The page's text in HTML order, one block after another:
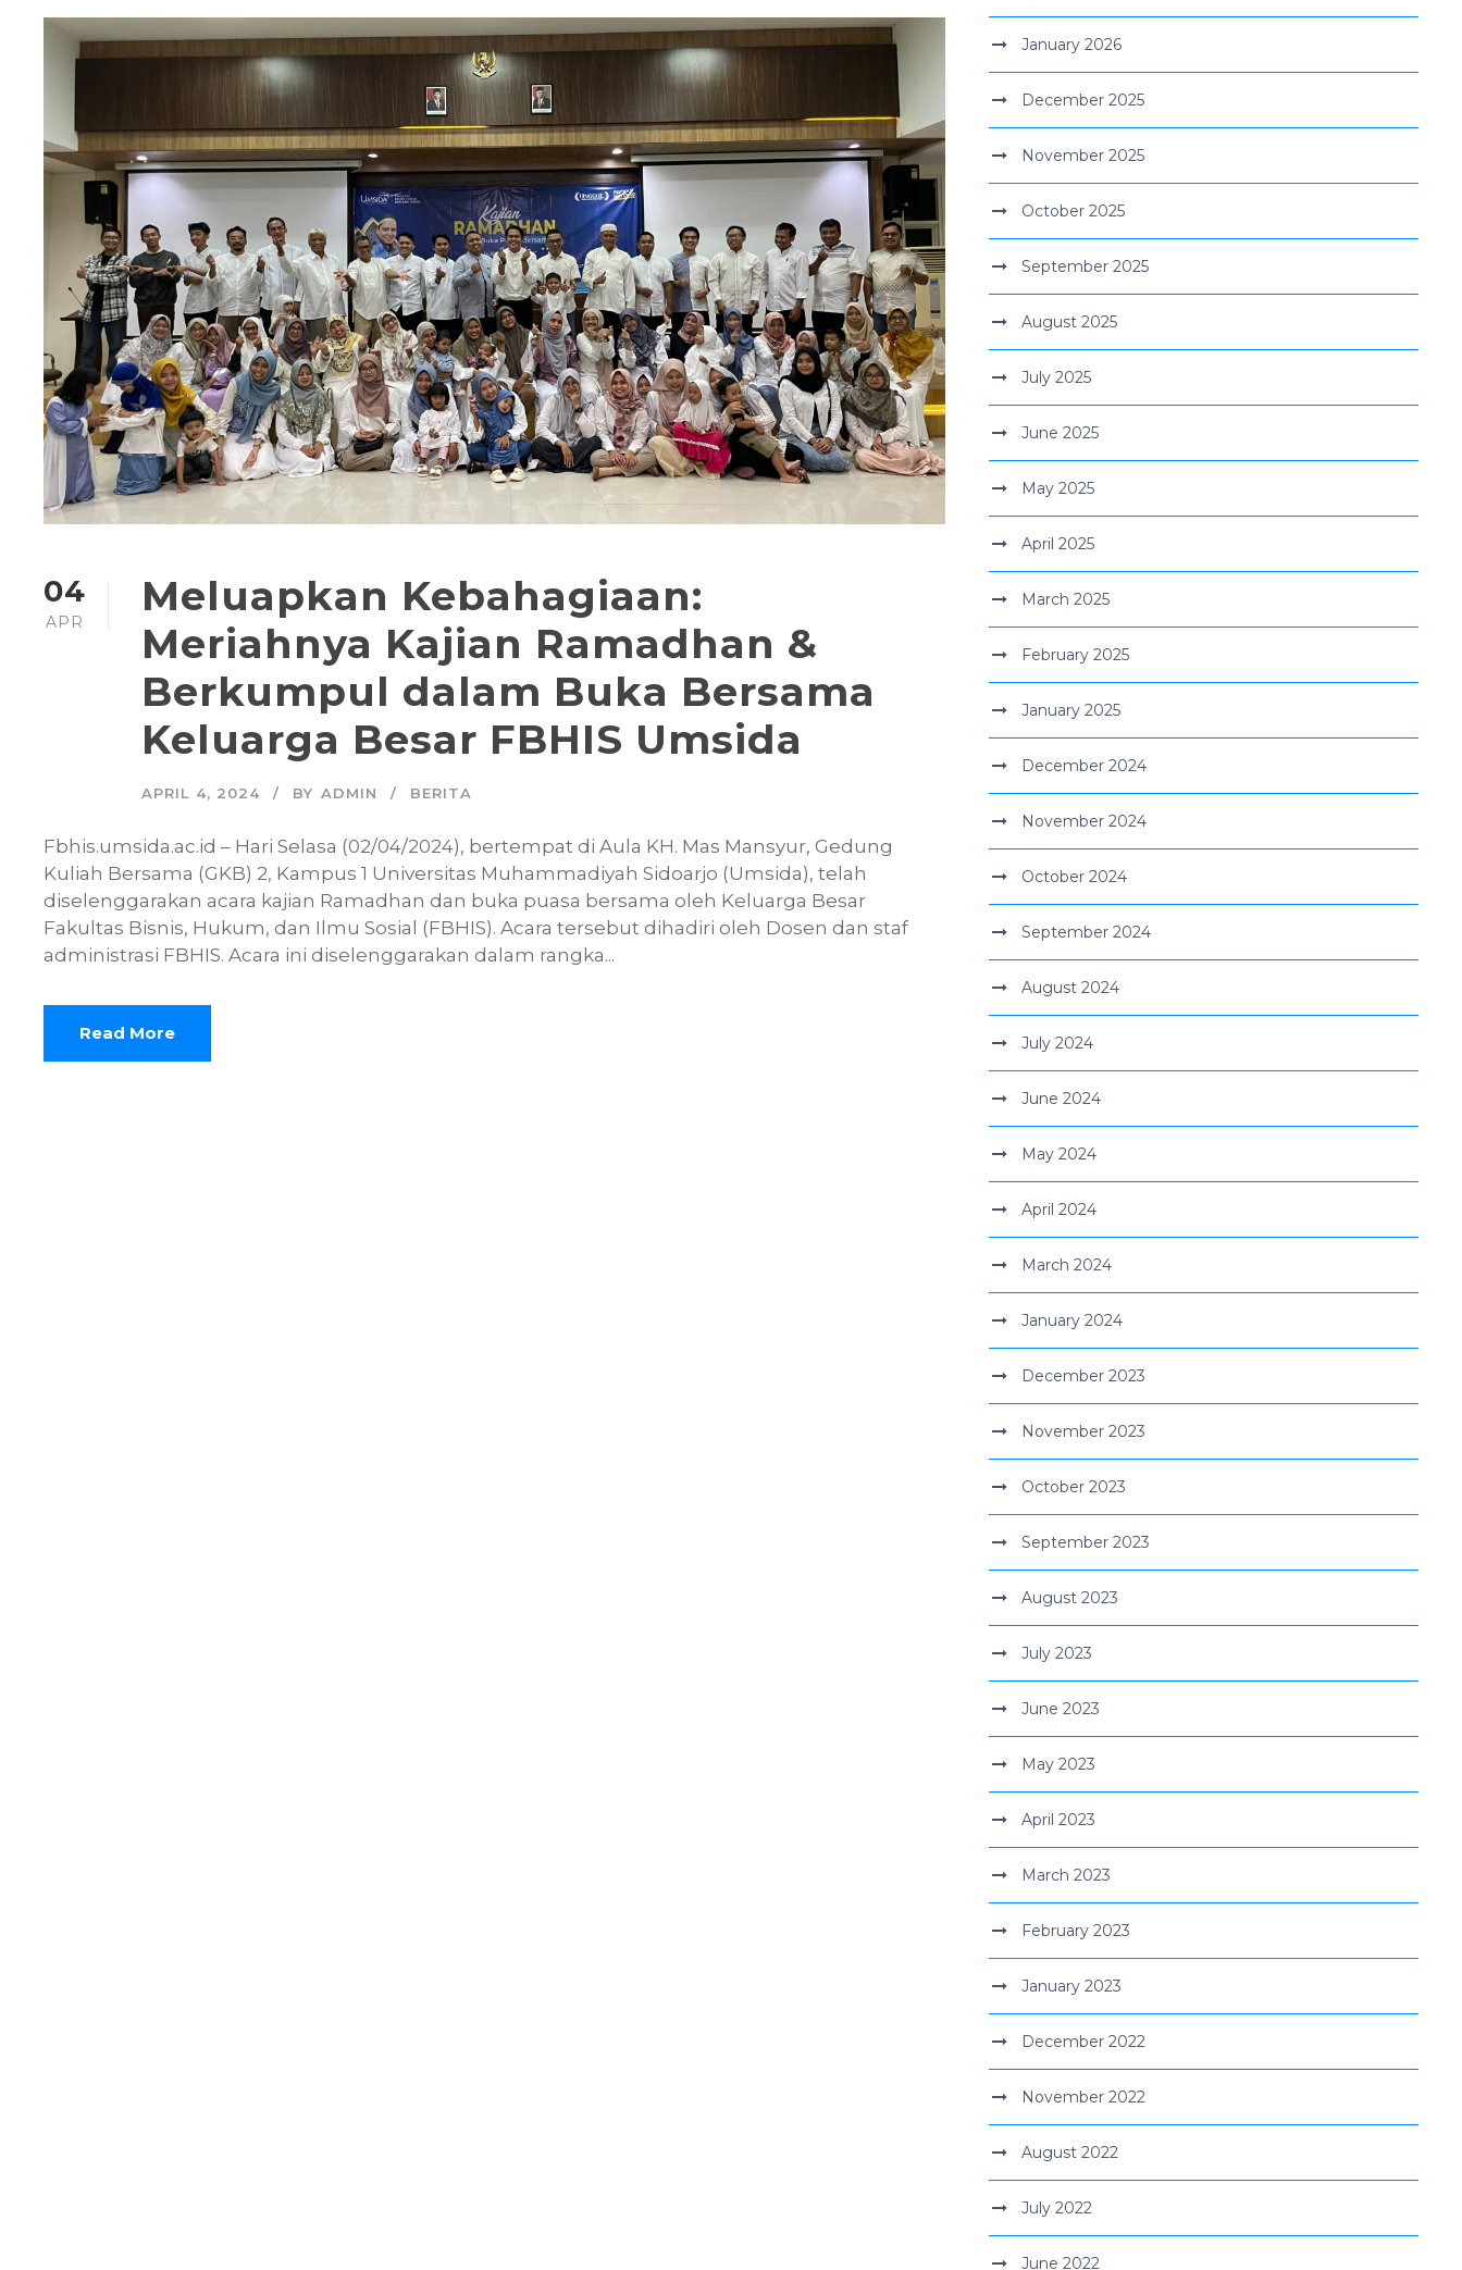
04
APR
Meluapkan Kebahagiaan:
Meriahnya Kajian Ramadhan &
Berkumpul dalam Buka Bersama
Keluarga Besar FBHIS Umsida
APRIL 4, 2024 BY ADMIN BERITA
Fbhis.umsida.ac.id – Hari Selasa (02/04/2024), bertempat di Aula KH. Mas Mansyur, Gedung
Kuliah Bersama (GKB) 2, Kampus 1 Universitas Muhammadiyah Sidoarjo (Umsida), telah
diselenggarakan acara kajian Ramadhan dan buka puasa bersama oleh Keluarga Besar
Fakultas Bisnis, Hukum, dan Ilmu Sosial (FBHIS). Acara tersebut dihadiri oleh Dosen dan staf
administrasi FBHIS. Acara ini diselenggarakan dalam rangka...
Read More
January 2026
December 2025
November 2025
October 2025
September 2025
August 2025
July 2025
June 2025
May 2025
April 2025
March 2025
February 2025
January 2025
December 2024
November 2024
October 2024
September 2024
August 2024
July 2024
June 2024
May 2024
April 2024
March 2024
January 2024
December 2023
November 2023
October 2023
September 2023
August 2023
July 2023
June 2023
May 2023
April 2023
March 2023
February 2023
January 2023
December 2022
November 2022
August 2022
July 2022
June 2022